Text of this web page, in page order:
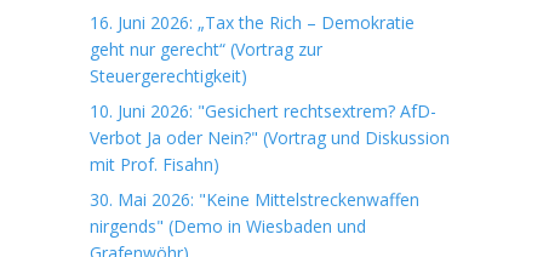
16. Juni 2026: „Tax the Rich – Demokratie
geht nur gerecht“ (Vortrag zur
Steuergerechtigkeit)
10. Juni 2026: "Gesichert rechtsextrem? AfD-
Verbot Ja oder Nein?" (Vortrag und Diskussion
mit Prof. Fisahn)
30. Mai 2026: "Keine Mittelstreckenwaffen
nirgends" (Demo in Wiesbaden und